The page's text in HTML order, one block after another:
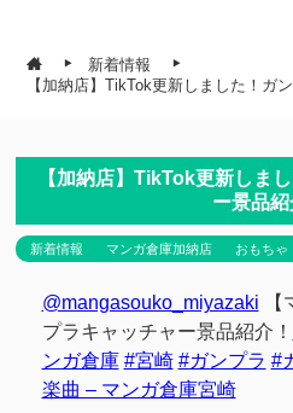
新着情報
【加納店】TikTok更新しました！ガ
【加納店】TikTok更新しま
ー景品紹
新着情報 マンガ倉庫加納店 おもちゃ
@mangasouko_miyazaki 【
プラキャッチャー景品紹介！
ンガ倉庫 #宮崎 #ガンプラ #
楽曲 – マンガ倉庫宮崎